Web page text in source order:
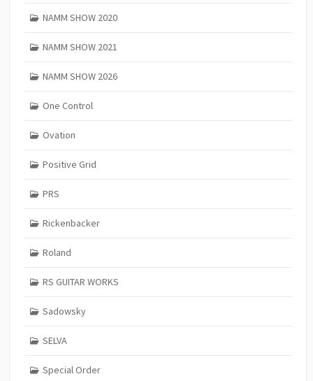
NAMM SHOW 2020
NAMM SHOW 2021
NAMM SHOW 2026
One Control
Ovation
Positive Grid
PRS
Rickenbacker
Roland
RS GUITAR WORKS
Sadowsky
SELVA
Special Order